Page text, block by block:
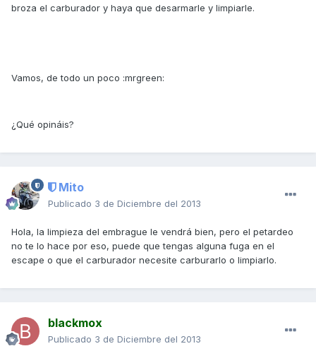
broza el carburador y haya que desarmarle y limpiarle.
Vamos, de todo un poco :mrgreen:
¿Qué opináis?
Mito
Publicado 3 de Diciembre del 2013
Hola, la limpieza del embrague le vendrá bien, pero el petardeo
no te lo hace por eso, puede que tengas alguna fuga en el
escape o que el carburador necesite carburarlo o limpiarlo.
blackmox
Publicado 3 de Diciembre del 2013